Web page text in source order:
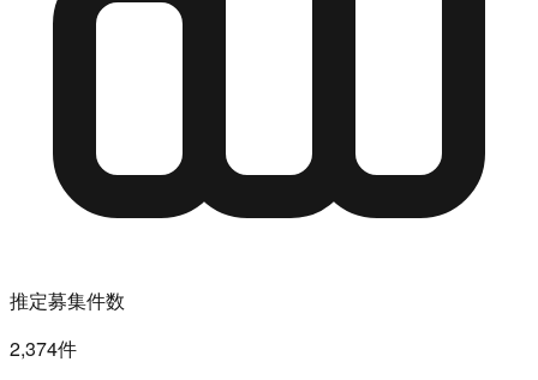
推定募集件数
2,374件